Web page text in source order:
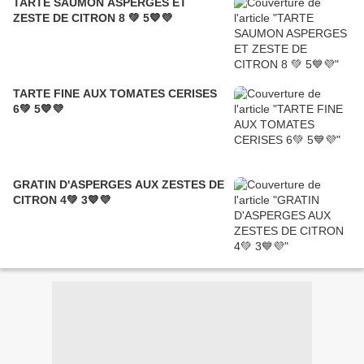
ZESTE DE CITRON 8 💚 5💙💜
TARTE FINE AUX TOMATES CERISES
6💚 5💙💜
GRATIN D'ASPERGES AUX ZESTES DE
CITRON 4💚 3💙💜